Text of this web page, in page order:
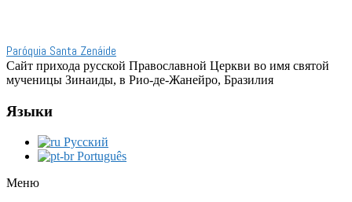
Paróquia Santa Zenáide
Сайт прихода русской Православной Церкви во имя святой
мученицы Зинаиды, в Рио-де-Жанейро, Бразилия
Языки
Русский
Português
Меню